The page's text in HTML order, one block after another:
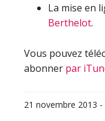
La mise en
Berthelot.
Vous pouvez
abonner par
21 novembre 2013 -